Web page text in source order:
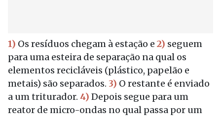
1) Os resíduos chegam à estação e 2) seguem
para uma esteira de separação na qual os
elementos recicláveis (plástico, papelão e
metais) são separados. 3) O restante é enviado
a um triturador. 4) Depois segue para um
reator de micro-ondas no qual passa por um